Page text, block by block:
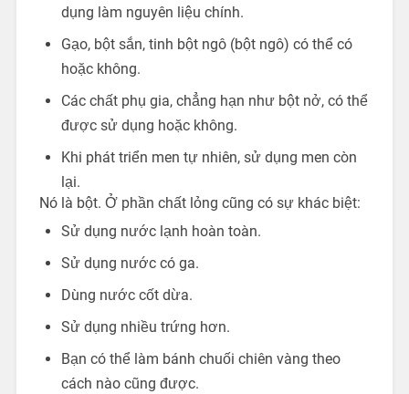
dụng làm nguyên liệu chính.
Gạo, bột sắn, tinh bột ngô (bột ngô) có thể có
hoặc không.
Các chất phụ gia, chẳng hạn như bột nở, có thể
được sử dụng hoặc không.
Khi phát triển men tự nhiên, sử dụng men còn
lại.
Nó là bột. Ở phần chất lỏng cũng có sự khác biệt:
Sử dụng nước lạnh hoàn toàn.
Sử dụng nước có ga.
Dùng nước cốt dừa.
Sử dụng nhiều trứng hơn.
Bạn có thể làm bánh chuối chiên vàng theo
cách nào cũng được.